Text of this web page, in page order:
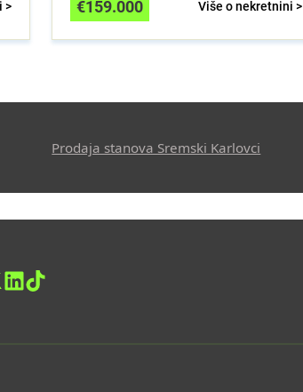
> Više o nekretnini >
€159.000
Prodaja stanova Sremski Karlovci